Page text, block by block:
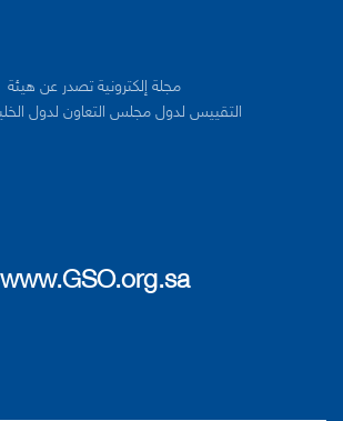
مجلة إلكترونية تصدر عن هيئة
التقييس لدول مجلس التعاون لدول
www.GSO.org.sa